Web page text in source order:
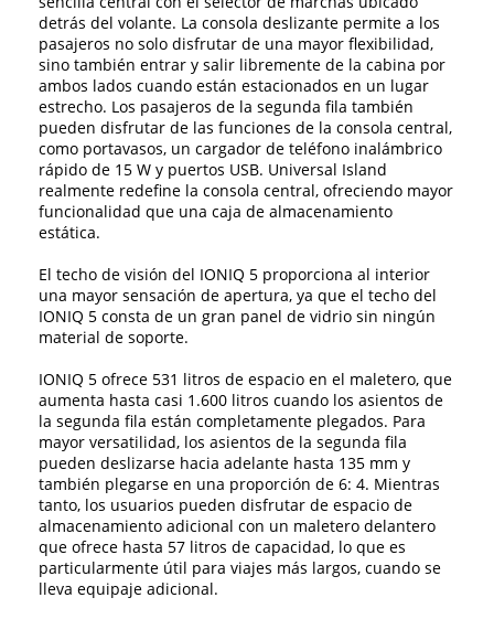
detrás del volante. La consola deslizante permite a los
pasajeros no solo disfrutar de una mayor flexibilidad,
sino también entrar y salir libremente de la cabina por
ambos lados cuando están estacionados en un lugar
estrecho. Los pasajeros de la segunda fila también
pueden disfrutar de las funciones de la consola central,
como portavasos, un cargador de teléfono inalámbrico
rápido de 15 W y puertos USB. Universal Island
realmente redefine la consola central, ofreciendo mayor
funcionalidad que una caja de almacenamiento
estática.
El techo de visión del IONIQ 5 proporciona al interior
una mayor sensación de apertura, ya que el techo del
IONIQ 5 consta de un gran panel de vidrio sin ningún
material de soporte.
IONIQ 5 ofrece 531 litros de espacio en el maletero, que
aumenta hasta casi 1.600 litros cuando los asientos de
la segunda fila están completamente plegados. Para
mayor versatilidad, los asientos de la segunda fila
pueden deslizarse hacia adelante hasta 135 mm y
también plegarse en una proporción de 6: 4. Mientras
tanto, los usuarios pueden disfrutar de espacio de
almacenamiento adicional con un maletero delantero
que ofrece hasta 57 litros de capacidad, lo que es
particularmente útil para viajes más largos, cuando se
lleva equipaje adicional.